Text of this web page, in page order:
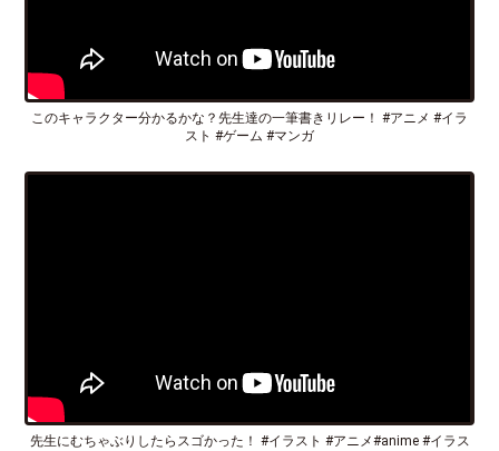
このキャラクター分かるかな？先生達の一筆書きリレー！ #アニメ #イラ
スト #ゲーム #マンガ
先生にむちゃぶりしたらスゴかった！ #イラスト #アニメ#anime #イラス